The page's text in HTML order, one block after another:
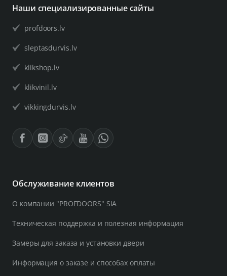
Наши специализированные сайты
profdoors.lv
sleptasdurvis.lv
klikshop.lv
klikvinil.lv
vikkingdurvis.lv
Обслуживание клиентов
О компании "PROFDOORS" SIA
Техническая поддержка и полезная информация
Замеры для заказа и установки двери
Информация о заказе и способах оплаты